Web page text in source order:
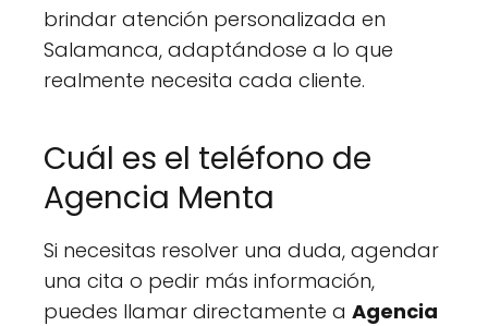
brindar atención personalizada en
Salamanca, adaptándose a lo que
realmente necesita cada cliente.
Cuál es el teléfono de
Agencia Menta
Si necesitas resolver una duda, agendar
una cita o pedir más información,
puedes llamar directamente a Agencia